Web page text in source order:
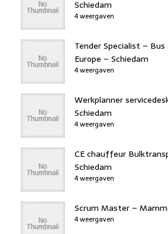
Schiedam
4 weergaven
Tender Specialist –
Europe – Schiedam
4 weergaven
Werkplanner
Schiedam
4 weergaven
CE chauffeur
Schiedam
4 weergaven
Scrum Master –
4 weergaven